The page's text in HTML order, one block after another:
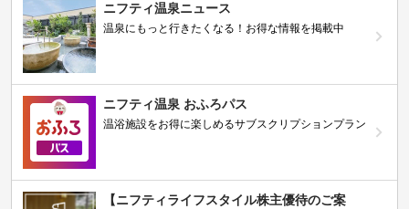
ニフティ温泉ニュース
温泉にもっと行きたくなる！お得な情報を掲載中
ニフティ温泉 おふろパス
温浴施設をお得に楽しめるサブスクリプションプラン
【ニフティライフスタイル株主優待のご案